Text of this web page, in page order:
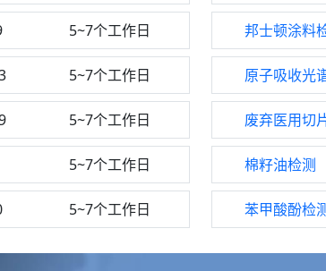
5~7个工作日 邦士顿涂料
5~7个工作日 原子吸收光
5~7个工作日 废弃医用切
5~7个工作日 棉籽油检测
5~7个工作日 苯甲酸酚检